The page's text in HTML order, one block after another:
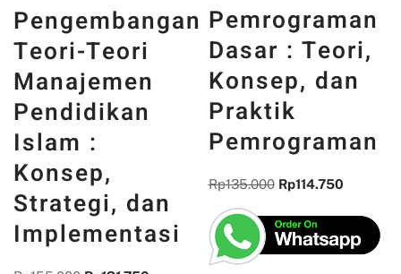
Pemrograman
Dasar : Teori,
Konsep, dan
Praktik
Pemrograman
Rp 135.000 Rp
DAN WAJAH
INDONESIA :
MEMORI,
DAN
REFLEKSI
Rp300.000 Rp255.000